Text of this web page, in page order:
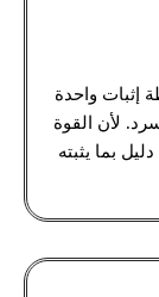
إثبات واحدة
لأن القوة
بما يثبته